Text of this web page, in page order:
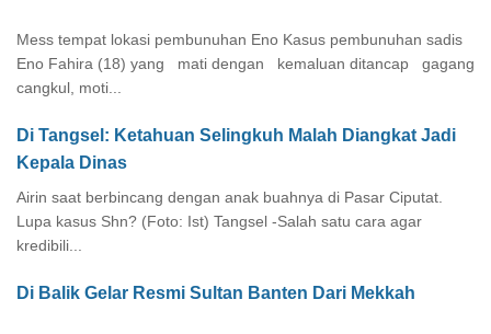
Mess tempat lokasi pembunuhan Eno Kasus pembunuhan sadis
Eno Fahira (18) yang mati dengan kemaluan ditancap gagang
cangkul, moti...
Di Tangsel: Ketahuan Selingkuh Malah Diangkat Jadi
Kepala Dinas
Airin saat berbincang dengan anak buahnya di Pasar Ciputat.
Lupa kasus Shn? (Foto: Ist) Tangsel -Salah satu cara agar
kredibili...
Di Balik Gelar Resmi Sultan Banten Dari Mekkah